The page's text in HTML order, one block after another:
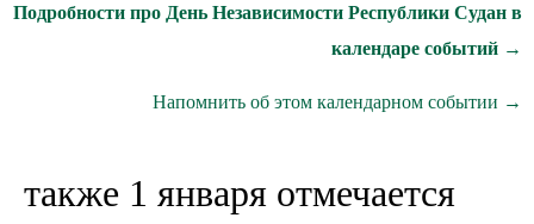
Подробности про День Независимости Республики Судан в
календаре событий →
Напомнить об этом календарном событии →
также 1 января отмечается